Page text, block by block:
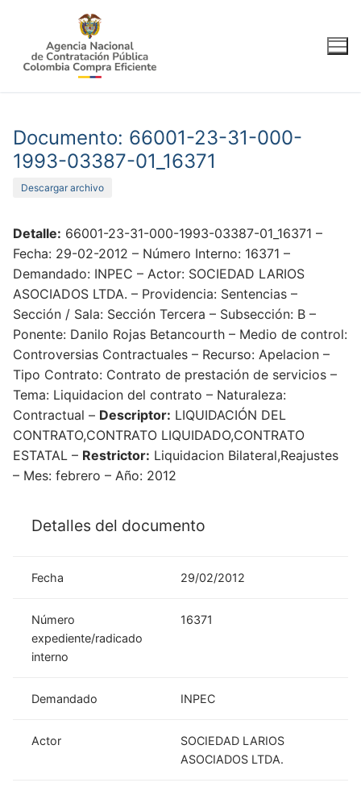
contenido
Documento: 66001-23-31-000-
1993-03387-01_16371
Descargar archivo
Detalle: 66001-23-31-000-1993-03387-01_16371 –
Fecha: 29-02-2012 – Número Interno: 16371 –
Demandado: INPEC – Actor: SOCIEDAD LARIOS
ASOCIADOS LTDA. – Providencia: Sentencias –
Sección / Sala: Sección Tercera – Subsección: B –
Ponente: Danilo Rojas Betancourth – Medio de control:
Controversias Contractuales – Recurso: Apelacion –
Tipo Contrato: Contrato de prestación de servicios –
Tema: Liquidacion del contrato – Naturaleza:
Contractual – Descriptor: LIQUIDACIÓN DEL
CONTRATO,CONTRATO LIQUIDADO,CONTRATO
ESTATAL – Restrictor: Liquidacion Bilateral,Reajustes
– Mes: febrero – Año: 2012
Detalles del documento
Fecha 29/02/2012
Número
expediente/radicado
interno
16371
Demandado INPEC
Actor
SOCIEDAD LARIOS
ASOCIADOS LTDA.